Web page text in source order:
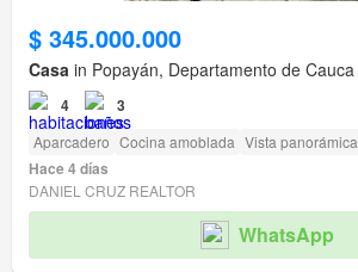
$ 345.000.000
Casa in Popayán, Departamento de Cauca
4 3
Aparcadero Cocina amoblada Vista panorámica
Hace 4 días
DANIEL CRUZ REALTOR
WhatsApp